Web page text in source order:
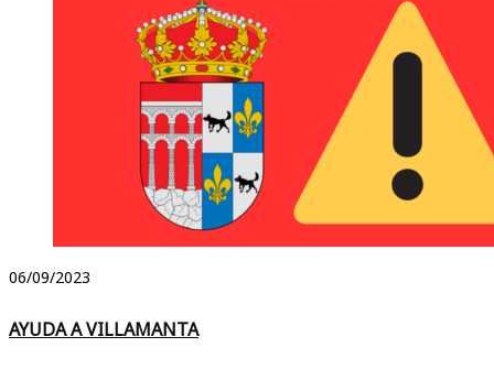
06/09/2023
AYUDA A VILLAMANTA